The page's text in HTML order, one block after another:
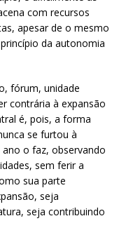
com recursos
apesar de o mesmo
da autonomia
fórum, unidade
contrária à expansão
é, pois, a forma
se furtou à
o faz, observando
sem ferir a
sua parte
seja
seja contribuindo